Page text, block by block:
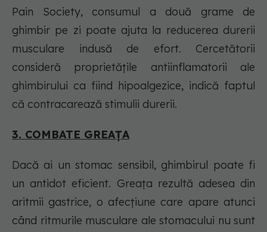
Pain Society, consumul a două grame de
ghimbir pe zi poate ajuta la reducerea durerii
musculare indusă de efort. Cercetătorii
consideră proprietățile antiinflamatorii ale
ghimbirului ca fiind hipoalgezice, indică faptul
că contracarează stimulii durerii.
3. COMBATE GREAȚA
Dacă ai un stomac sensibil, ghimbirul poate fi
un antidot eficient. Greața rezultă adesea din
aritmii gastrice, o afecțiune care apare atunci
când ritmurile musculare ale stomacului nu sunt